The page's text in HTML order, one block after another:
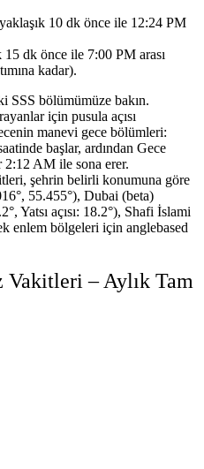
10 dk önce ile 12:24 PM
dk önce ile 7:00 PM arası
kadar).
SSS bölümümüze bakın.
için pusula açısı
manevi gece bölümleri:
başlar, ardından Gece
2:12 AM ile sona erer.
şehrin belirli konumuna göre
55.455°), Dubai (beta)
Yatsı açısı: 18.2°), Shafi İslami
enlem bölgeleri için anglebased
– Aylık Tam